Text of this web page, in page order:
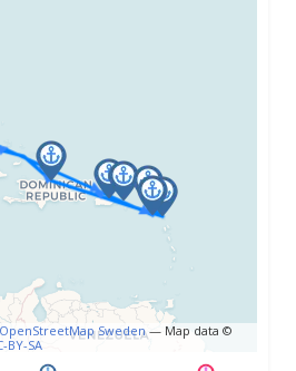
Ημέρα 5η
Άγιος Χριστόφορος και
Νέβις
OpenStreetMap Sweden— Map data ©
BY-SA